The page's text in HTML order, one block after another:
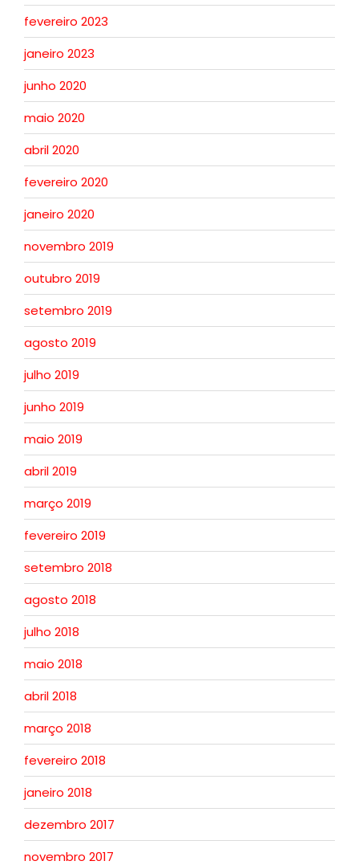
fevereiro 2023
janeiro 2023
junho 2020
maio 2020
abril 2020
fevereiro 2020
janeiro 2020
novembro 2019
outubro 2019
setembro 2019
agosto 2019
julho 2019
junho 2019
maio 2019
abril 2019
março 2019
fevereiro 2019
setembro 2018
agosto 2018
julho 2018
maio 2018
abril 2018
março 2018
fevereiro 2018
janeiro 2018
dezembro 2017
novembro 2017